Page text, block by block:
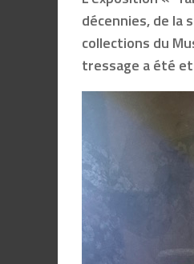
décennies, de la
collections du
tressage a été